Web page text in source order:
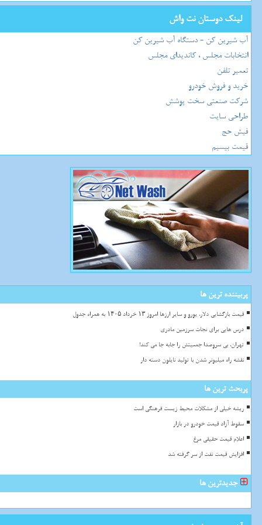
لینک دوستان نت واش
آب شیرین کن - دستگاه آب شیرین کن
انتخابات مجلس ، کاندیدای مجلس
تعمیر تلفن
خرید و فروش خودرو
شرکت صنعتی سخت پوشش
طراحی سایت
فیش حج
قیمت بیسیم
پربیننده ترین ها
قیمت بازگشایی دلار، یورو و سایر ارزها امروز ۱۳ خرداد ۱۴۰۵ به همراه جدول
درس هایی برای نجات سرزمین مادری
تهران، بی سروصدا جمعیتش را جابه جا می کند!
نقشه راه میلیونر شدن با تولید نایلون دسته دار
پربحث ترین ها
ریشه خیلی از مشکلات محیط زیست فرهنگی است
سقوط آزاد قیمت خودرو در بازار
اعلام قیمت حقیقی مرغ
افزایش قیمت نفت از سر گرفته شد
جدیدترین ها